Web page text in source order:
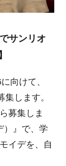
サンリオ
向けて、
集します。
募集しま
）』で、学
イデを、自